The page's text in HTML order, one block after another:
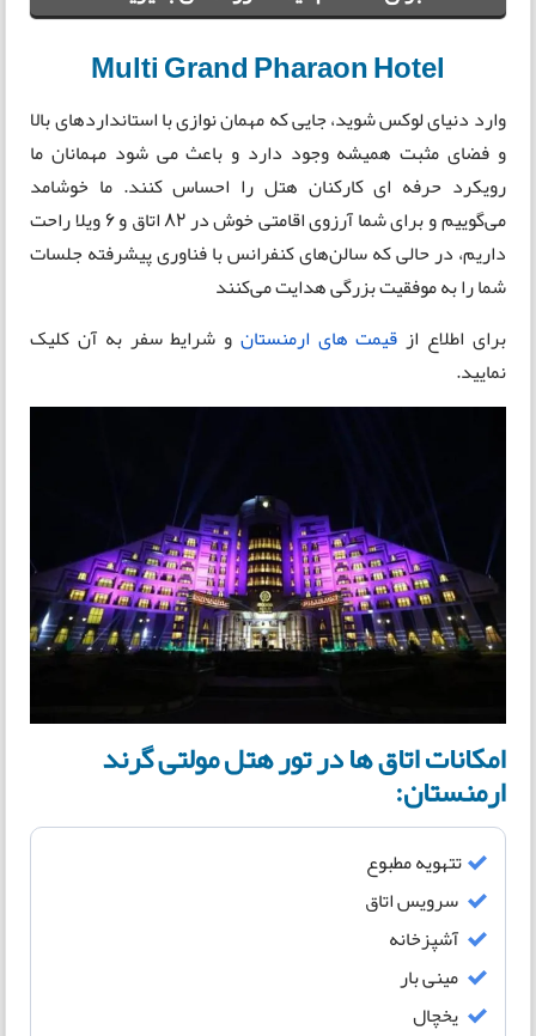
Multi Grand Pharaon Hotel
وارد دنیای لوکس شوید، جایی که مهمان نوازی با استانداردهای بالا
و فضای مثبت همیشه وجود دارد و باعث می شود مهمانان ما
رویکرد حرفه ای کارکنان هتل را احساس کنند. ما خوشامد
می‌گوییم و برای شما آرزوی اقامتی خوش در 82 اتاق و 6 ویلا راحت
داریم، در حالی که سالن‌های کنفرانس با فناوری پیشرفته جلسات
شما را به موفقیت بزرگی هدایت می‌کنند
برای اطلاع از قیمت های ارمنستان و شرایط سفر به آن کلیک
نمایید.
امکانات اتاق ها در تور هتل مولتی گرند
ارمنستان:
تتهویه مطبوع
سرویس اتاق
آشپزخانه
مینی بار
یخچال